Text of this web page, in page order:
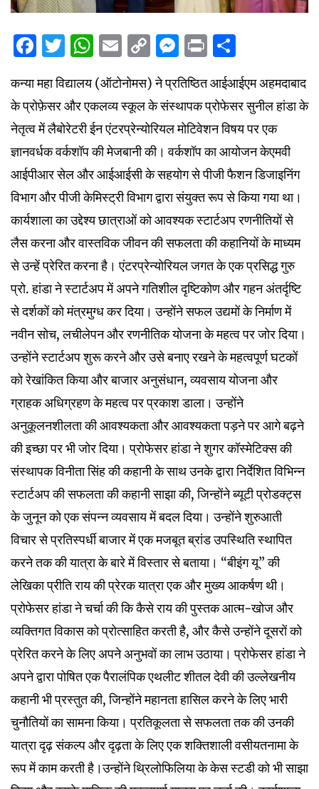
Facebook
Twitter
WhatsApp
Email
CopyMessenger
Print
कन्या महा विद्यालय (ऑटोनोमस) ने प्रतिष्ठित आईआईएम अहमदाबाद
के प्रोफ़ेसर और एकलव्य स्कूल के संस्थापक प्रोफेसर सुनील हांडा के
नेतृत्व में लैबोरेटरी ईन एंटरप्रेन्योरियल मोटिवेशन विषय पर एक
ज्ञानवर्धक वर्कशॉप की मेजबानी की। वर्कशॉप का आयोजन केएमवी
आईपीआर सेल और आईआईसी के सहयोग से पीजी फैशन डिजाइनिंग
विभाग और पीजी केमिस्ट्री विभाग द्वारा संयुक्त रूप से किया गया था।
कार्यशाला का उद्देश्य छात्राओं को आवश्यक स्टार्टअप रणनीतियों से
लैस करना और वास्तविक जीवन की सफलता की कहानियों के माध्यम
से उन्हें प्रेरित करना है। एंटरप्रेन्योरियल जगत के एक प्रसिद्ध गुरु
प्रो. हांडा ने स्टार्टअप में अपने गतिशील दृष्टिकोण और गहन अंतर्दृष्टि
से दर्शकों को मंत्रमुग्ध कर दिया। उन्होंने सफल उद्यमों के निर्माण में
नवीन सोच, लचीलेपन और रणनीतिक योजना के महत्व पर जोर दिया।
उन्होंने स्टार्टअप शुरू करने और उसे बनाए रखने के महत्वपूर्ण घटकों
को रेखांकित किया और बाजार अनुसंधान, व्यवसाय योजना और
ग्राहक अधिग्रहण के महत्व पर प्रकाश डाला। उन्होंने
अनुकूलनशीलता की आवश्यकता और आवश्यकता पड़ने पर आगे बढ़ने
की इच्छा पर भी जोर दिया। प्रोफेसर हांडा ने शुगर कॉस्मेटिक्स की
संस्थापक विनीता सिंह की कहानी के साथ उनके द्वारा निर्देशित विभिन्न
स्टार्टअप की सफलता की कहानी साझा की, जिन्होंने ब्यूटी प्रोडक्ट्स
के जुनून को एक संपन्न व्यवसाय में बदल दिया। उन्होंने शुरुआती
विचार से प्रतिस्पर्धी बाजार में एक मजबूत ब्रांड उपस्थिति स्थापित
करने तक की यात्रा के बारे में विस्तार से बताया। “बीइंग यू” की
लेखिका प्रीति राय की प्रेरक यात्रा एक और मुख्य आकर्षण थी।
प्रोफेसर हांडा ने चर्चा की कि कैसे राय की पुस्तक आत्म-खोज और
व्यक्तिगत विकास को प्रोत्साहित करती है, और कैसे उन्होंने दूसरों को
प्रेरित करने के लिए अपने अनुभवों का लाभ उठाया। प्रोफेसर हांडा ने
अपने द्वारा पोषित एक पैरालंपिक एथलीट शीतल देवी की उल्लेखनीय
कहानी भी प्रस्तुत की, जिन्होंने महानता हासिल करने के लिए भारी
चुनौतियों का सामना किया। प्रतिकूलता से सफलता तक की उनकी
यात्रा दृढ़ संकल्प और दृढ़ता के लिए एक शक्तिशाली वसीयतनामा के
रूप में काम करती है।उन्होंने थ्रिलोफिलिया के केस स्टडी को भी साझा